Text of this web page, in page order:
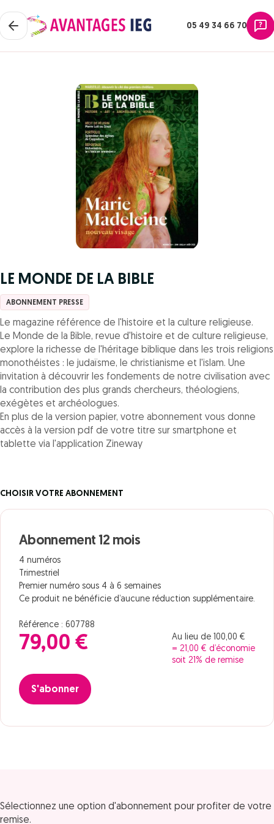
05 49 34 66 70
LE MONDE DE LA BIBLE
ABONNEMENT PRESSE
Le magazine référence de l'histoire et la culture religieuse.
Le Monde de la Bible, revue d'histoire et de culture religieuse,
explore la richesse de l'héritage biblique dans les trois religions
monothéistes : le judaïsme, le christianisme et l'islam. Une
invitation à découvrir les fondements de notre civilisation avec
la contribution des plus grands chercheurs, théologiens,
exégètes et archéologues.
En plus de la version papier, votre abonnement vous donne
accès à la version pdf de votre titre sur smartphone et
tablette via l'application Zineway
CHOISIR VOTRE ABONNEMENT
Abonnement 12 mois
4 numéros
Trimestriel
Premier numéro sous 4 à 6 semaines
Ce produit ne bénéficie d’aucune réduction supplémentaire.
Référence : 607788
79,00 €
Au lieu de 100,00 €
= 21,00 € d’économie
soit 21% de remise
S'abonner
Sélectionnez une option d'abonnement pour profiter de votre
remise.